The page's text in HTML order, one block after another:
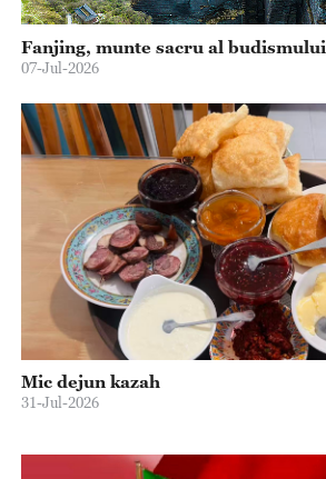
Fanjing, munte sacru al budismului
07-Jul-2026
Mic dejun kazah
31-Jul-2026